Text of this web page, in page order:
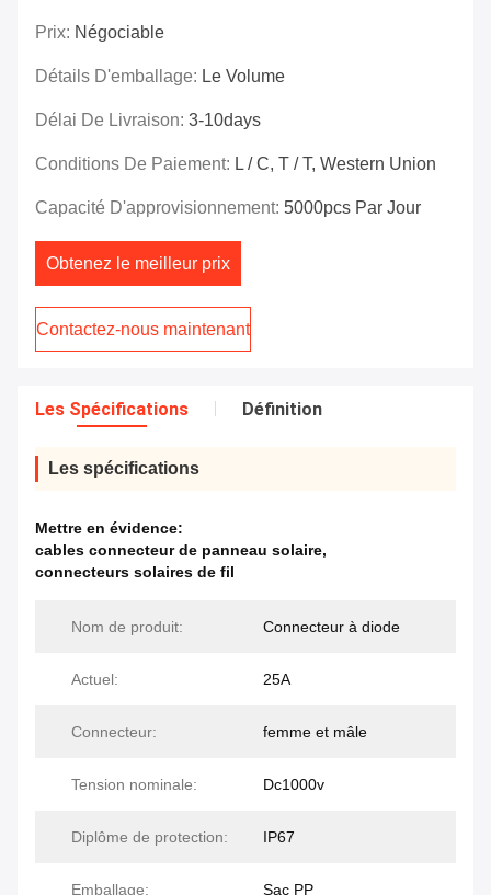
Prix: Négociable
Détails D'emballage: Le Volume
Délai De Livraison: 3-10days
Conditions De Paiement: L / C, T / T, Western Union
Capacité D'approvisionnement: 5000pcs Par Jour
Obtenez le meilleur prix
Contactez-nous maintenant
Les Spécifications Définition
Les spécifications
Mettre en évidence:
cables connecteur de panneau solaire,
connecteurs solaires de fil
Nom de produit: Connecteur à diode
Actuel: 25A
Connecteur: femme et mâle
Tension nominale: Dc1000v
Diplôme de protection: IP67
Emballage: Sac PP